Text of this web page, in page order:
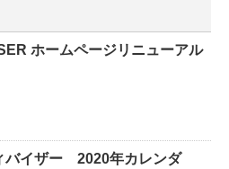
ホームページリニューアル
バイザー 2020年カレンダ